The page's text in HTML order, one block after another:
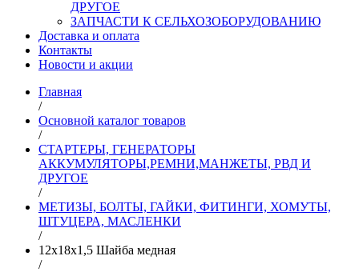
ДРУГОЕ
ЗАПЧАСТИ К СЕЛЬХОЗОБОРУДОВАНИЮ
Доставка и оплата
Контакты
Новости и акции
Главная
/
Основной каталог товаров
/
СТАРТЕРЫ, ГЕНЕРАТОРЫ
АККУМУЛЯТОРЫ,РЕМНИ,МАНЖЕТЫ, РВД И
ДРУГОЕ
/
МЕТИЗЫ, БОЛТЫ, ГАЙКИ, ФИТИНГИ, ХОМУТЫ,
ШТУЦЕРА, МАСЛЕНКИ
/
12х18х1,5 Шайба медная
/